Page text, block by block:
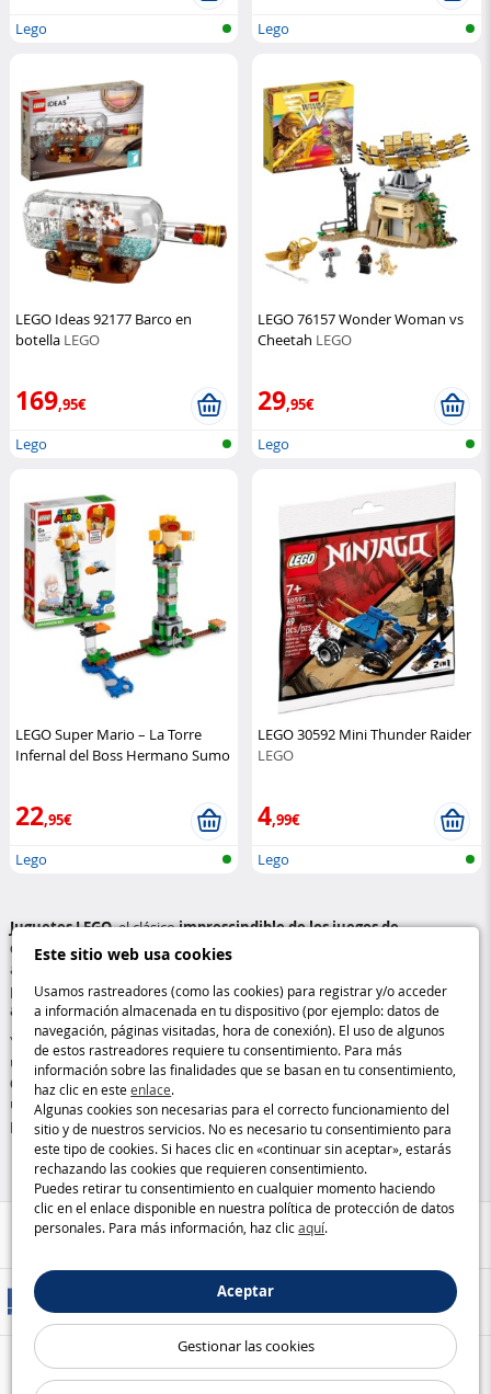
Este sitio web usa cookies
Usamos rastreadores (como las cookies) para registrar y/o acceder
a información almacenada en tu dispositivo (por ejemplo: datos de
navegación, páginas visitadas, hora de conexión). El uso de algunos
de estos rastreadores requiere tu consentimiento. Para más
información sobre las finalidades que se basan en tu consentimiento,
haz clic en esteenlace.
Algunas cookies son necesarias para el correcto funcionamiento del
sitio y de nuestros servicios. No es necesario tu consentimiento para
este tipo de cookies. Si haces clic en «continuar sin aceptar», estarás
rechazando las cookies que requieren consentimiento.
Puedes retirar tu consentimiento en cualquier momento haciendo
clic en el enlace disponible en nuestra política de protección de datos
personales. Para más información, haz clicaquí.
Aceptar
Gestionar las cookies
Lego
Lego
LEGO Ideas 92177 Barco en
botella LEGO
169,95€
Lego
LEGO 76157 Wonder Woman vs
Cheetah LEGO
29,95€
Lego
LEGO Super Mario – La Torre
Infernal del Boss Hermano Sumo
22,95€
Lego
LEGO 30592 Mini Thunder Raider
LEGO
4,99€
Lego
Juguetes LEGO, el clásicoimprescindible de los juegos de
construcción , ofrecen horas de entretenimiento creativo para niños y
adultos. En esta categoría encontrarás una amplia selección de
productos, incluyendo losicónicos ladrillos LEGO, todo tipo de
accesorios y productosinspirados en las franquicias más populares.
Ya seas fanático de las construcciones clásicas o te apasione recrear
universos icónicos, LEGO ofrecekits para todas las edades y niveles
de experiencia. Completa tus sets con figuras exclusivas y accesorios
únicos para llevar tu creatividad al límite y dar vida a creaciones únicas y
personalizadas.
Ayuda / Contacto
Métodos de entrega
Pago seguro